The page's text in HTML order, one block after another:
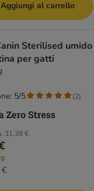
Aggiungi al carrello
Sterilised umido
per gatti
31,38 €
€
5/5 (2)